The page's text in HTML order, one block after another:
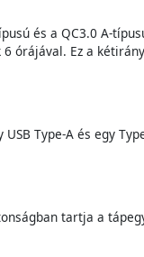
és a QC3.0 A-
Ez a
Type-A és egy
tartja a